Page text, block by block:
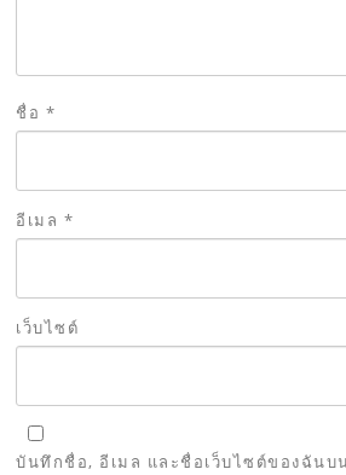
ชื่อ *
อีเมล *
เว็บไซต์
บันทึกชื่อ, อีเมล และชื่อเว็บไซต์ของฉันบ